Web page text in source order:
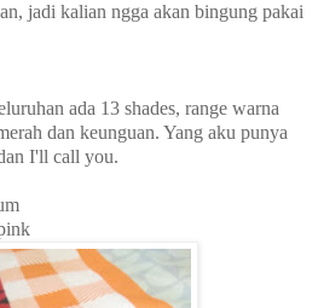
jadi kalian ngga akan bingung pakai
ada 13 shades, range warna
dan keunguan. Yang aku punya
I'll call you.